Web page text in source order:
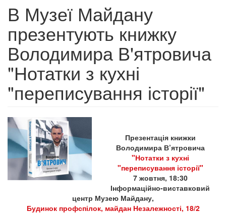
В Музеї Майдану
презентують книжку
Володимира В'ятровича
"Нотатки з кухні
"переписування історії"
Презентація книжки
Володимира В’ятровича
"Нотатки з кухні
"переписування історії"
7 жовтня, 18:30
Інформаційно-виставковий
центр Музею Майдану,
Будинок профспілок, майдан Незалежності, 18/2